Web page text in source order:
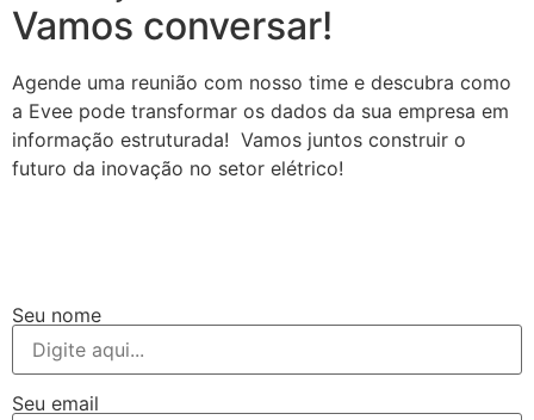
Vamos conversar!
Agende uma reunião com nosso time e descubra como
a Evee pode transformar os dados da sua empresa em
informação estruturada! Vamos juntos construir o
futuro da inovação no setor elétrico!
Seu nome
Seu email